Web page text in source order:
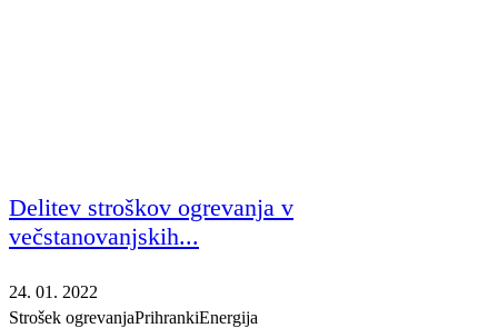
Delitev stroškov ogrevanja v
večstanovanjskih...
24. 01. 2022
Strošek ogrevanjaPrihrankiEnergija